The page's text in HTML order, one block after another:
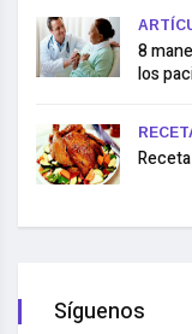
8
los
Síguenos